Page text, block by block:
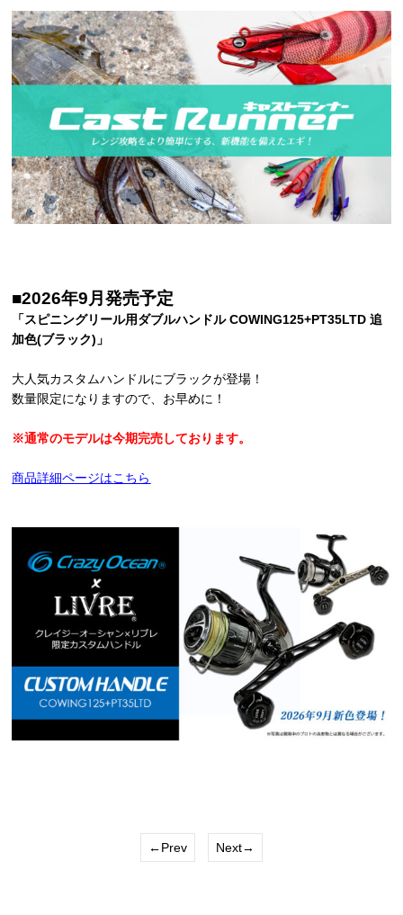
■2026年9月発売予定
「スピニングリール用ダブルハンドル COWING125+PT35LTD 追
加色(ブラック)」
大人気カスタムハンドルにブラックが登場！
数量限定になりますので、お早めに！
※通常のモデルは今期完売しております。
商品詳細ページはこちら
←Prev Next→